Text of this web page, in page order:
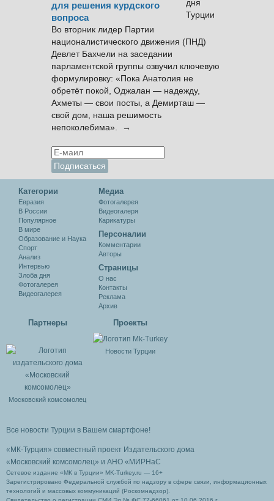
для решения курдского
вопроса
Во вторник лидер Партии
националистического движения (ПНД)
Девлет Бахчели на заседании
парламентской группы озвучил ключевую
формулировку: «Пока Анатолия не
обретёт покой, Оджалан — надежду,
Ахметы — свои посты, а Демирташ —
свой дом, наша решимость
непоколебима». →
Категории
Евразия
В России
Популярное
В мире
Образование и Наука
Спорт
Анализ
Интервью
Злоба дня
Фотогалерея
Видеогалерея
Медиа
Фотогалерея
Видеогалеря
Карикатуры
Персоналии
Комментарии
Авторы
Cтраницы
О нас
Контакты
Реклама
Архив
Партнеры
Московский комсомолец
Проекты
Новости Турции
Все новости Турции в Вашем смартфоне!
«МК-Турция» совместный проект Издательского дома
«Московский комсомолец» и АНО «МИРНаС
Сетевое издание «МК в Турции» MK-Turkey.ru — 16+
Зарегистрировано Федеральной службой по надзору в сфере связи, информационных
технологий и массовых коммуникаций (Роскомнадзор).